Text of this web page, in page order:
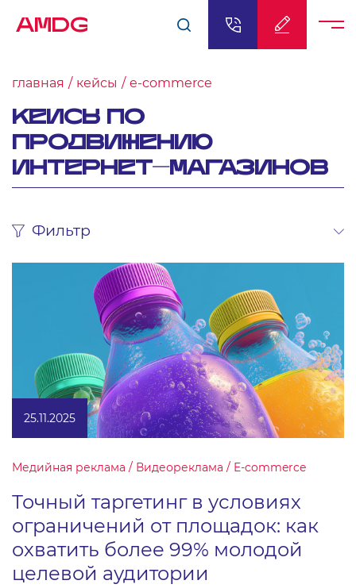
AMDG
главная кейсы e-commerce
КЕЙСЫ ПО
ПРОДВИЖЕНИЮ
ИНТЕРНЕТ-МАГАЗИНОВ
Фильтр
25.11.2025
Медийная реклама / Видеореклама / E-commerce
Точный таргетинг в условиях
ограничений от площадок: как
охватить более 99% молодой
целевой аудитории